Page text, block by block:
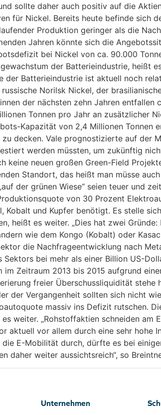
sollte daher auch positiv auf die
für Nickel. Bereits heute befinde sich
Produktion geringer als die
Jahren könnte sich die
bei Nickel von ca. 90.000
der Batterieindustrie, heißt
der Batterieindustrie ist aktuell noch
Norilsk Nickel, der
der nächsten zehn Jahren
Tonnen pro Jahr an zusätzlicher
Kapazität von 2,4 Millionen Tonnen
decken. Vale prognostizierte auf der
werden müssten, um zukünftig
keine neuen großen Green-Field
Standort, das heißt man müsse
der grünen Wiese“ seien teuer und
von 30 Prozent
Kobalt und Kupfer benötigt. Es stelle
heißt es weiter. „Dies hat zwei
wie dem Kongo (Kobalt) oder
die Nachfrageentwicklung nach
bei mehr als einer Billion US-
im Zeitraum 2013 bis 2015 aufgrund
freier Überschussliquidität
der Vergangenheit sollten sich nicht
massiv ins Defizit rutschen.
weiter. „Rohstoffaktien schneiden
aktuell vor allem durch eine sehr hohe
die E-Mobilität durch, dürfte es bei
daher weiter aussichtsreich“, so
Unternehmen